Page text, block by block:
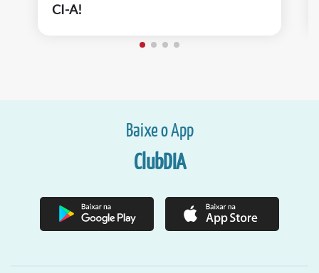
CI-A!
Baixe o App
ClubDIA